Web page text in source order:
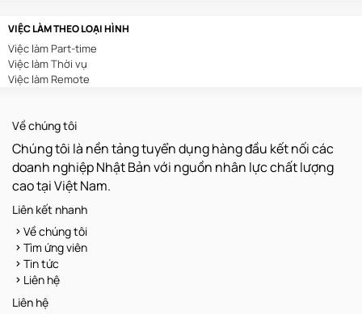
Sản Xuất/Lắp Ráp/Chế Biến
Nông/Lâm/Ngư Nghiệp
Luật/Pháp Chế
Kho Vận
Xây Dựng
Truyền Hình/Báo Chí
Thu Mua
Quản Lý
Hoá Sinh
Vận Hành/Bảo Trì/Bảo Dưỡng
Khoa Học/Kỹ Thuật
Dược Phẩm/Mỹ Phẩm
Sáng Tạo/Nghệ Thuật
Sales Admin
Nhân Viên Tuyển Dụng
Nhân Viên Thu Mua
Nhân Viên Lễ Tân
Nhân Viên Tư Vấn Bảo Hiểm
Trưởng Phòng Kinh Doanh
Trình Dược Viên
Nhân Viên Kho
Nhân Viên Xuất Nhập Khẩu
Nhân Viên Văn Phòng
Kế Toán Nội Bộ
Quản Lý Sản Xuất
Chuyên Viên Kế Hoạch
Giáo Viên
Nhân Viên Bảo Trì
Nhân Viên QC
Lập Trình Viên
VIỆC LÀM THEO LOẠI HÌNH
Việc làm Part-time
Việc làm Thời vụ
Việc làm Remote
Về chúng tôi
Chúng tôi là nền tảng tuyển dụng hàng đầu kết nối các
doanh nghiệp Nhật Bản với nguồn nhân lực chất lượng
cao tại Việt Nam.
Liên kết nhanh
Về chúng tôi
Tìm ứng viên
Tin tức
Liên hệ
Liên hệ